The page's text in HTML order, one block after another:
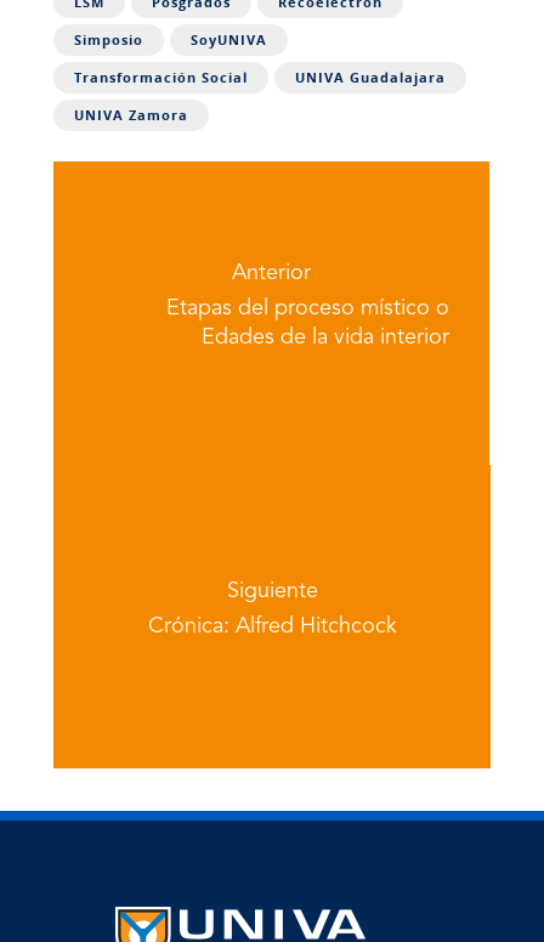
Simposio SoyUNIVA
Transformación Social UNIVA Guadalajara
UNIVA Zamora
Anterior
Etapas del proceso místico o
Edades de la vida interior
Siguiente
Crónica: Alfred Hitchcock